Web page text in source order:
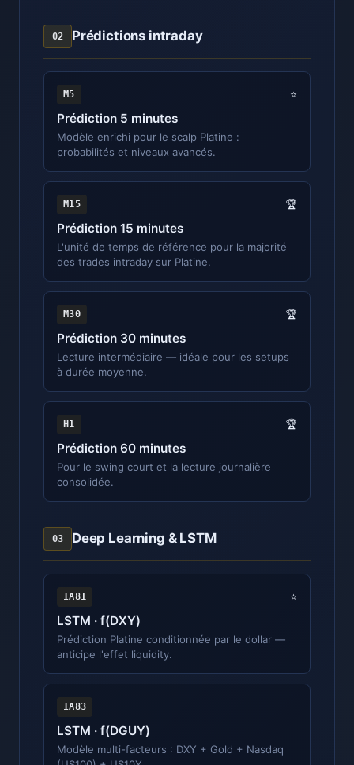
02 Prédictions intraday
M5 ⭐
Prédiction 5 minutes
Modèle enrichi pour le scalp Platine :
probabilités et niveaux avancés.
M15 🏆
Prédiction 15 minutes
L'unité de temps de référence pour la majorité
des trades intraday sur Platine.
M30 🏆
Prédiction 30 minutes
Lecture intermédiaire — idéale pour les setups
à durée moyenne.
H1 🏆
Prédiction 60 minutes
Pour le swing court et la lecture journalière
consolidée.
03 Deep Learning & LSTM
IA81 ⭐
LSTM · f(DXY)
Prédiction Platine conditionnée par le dollar —
anticipe l'effet liquidity.
IA83
LSTM · f(DGUY)
Modèle multi-facteurs : DXY + Gold + Nasdaq